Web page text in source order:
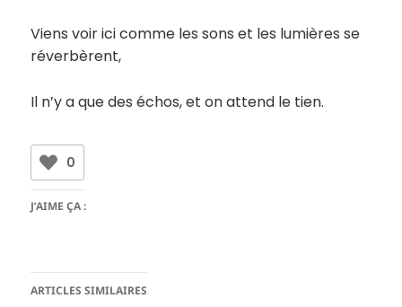
Viens voir ici comme les sons et les lumières se
réverbèrent,
Il n’y a que des échos, et on attend le tien.
0
J’AIME ÇA :
ARTICLES SIMILAIRES